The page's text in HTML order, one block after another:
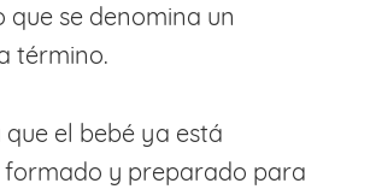
que se denomina un
término.
el bebé ya está
y preparado para